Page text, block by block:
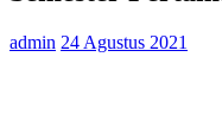
admin 24 Agustus 2021